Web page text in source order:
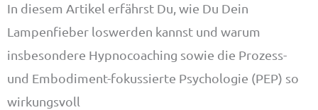
In diesem Artikel erfährst Du, wie Du Dein
Lampenfieber loswerden kannst und warum
insbesondere Hypnocoaching sowie die Prozess-
und Embodiment-fokussierte Psychologie (PEP) so
wirkungsvoll